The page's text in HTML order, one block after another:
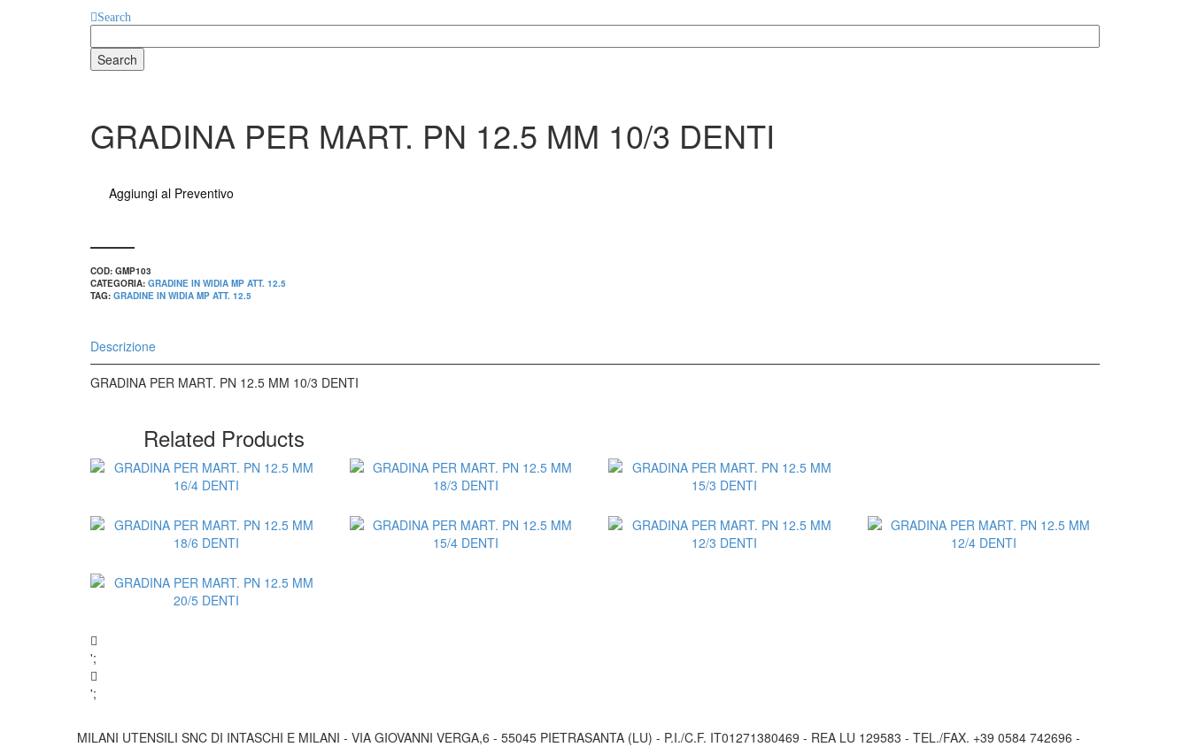
Search
for
GRADINA PER MART. PN 12.5 MM 10/3 DENTI
Aggiungi al Preventivo
COD: GMP103
CATEGORIA: GRADINE IN WIDIA MP ATT. 12.5
TAG: GRADINE IN WIDIA MP ATT. 12.5
Descrizione
GRADINA PER MART. PN 12.5 MM 10/3 DENTI
Related Products
Aggiungi al Preventivo Aggiungi al Preventivo Aggiungi al Preventivo Aggiungi al Preventivo
';
';
MILANI UTENSILI SNC DI INTASCHI E MILANI - VIA GIOVANNI VERGA,6 - 55045 PIETRASANTA (LU) - P.I./C.F. IT01271380469 - REA LU 129583 - TEL./FAX. +39 0584 742696 -